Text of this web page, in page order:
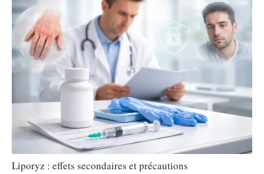
Liporyz : effets secondaires et précautions